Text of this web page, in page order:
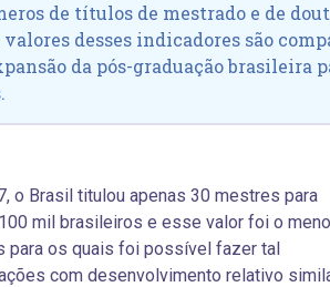
de títulos de mestrado e de
valores desses indicadores são
da pós-graduação brasileira
o Brasil titulou apenas 30 mestres para
mil brasileiros e esse valor foi o
para os quais foi possível fazer tal
com desenvolvimento relativo